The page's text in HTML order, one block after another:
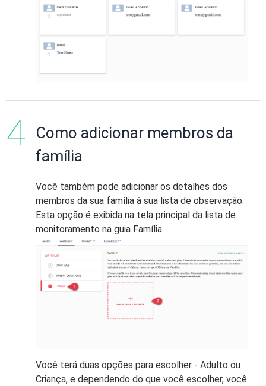
Como adicionar membros da
família
Você também pode adicionar os detalhes dos
membros da sua família à sua lista de observação.
Esta opção é exibida na tela principal da lista de
monitoramento na guia Família
Você terá duas opções para escolher - Adulto ou
Criança, e dependendo do que você escolher, você